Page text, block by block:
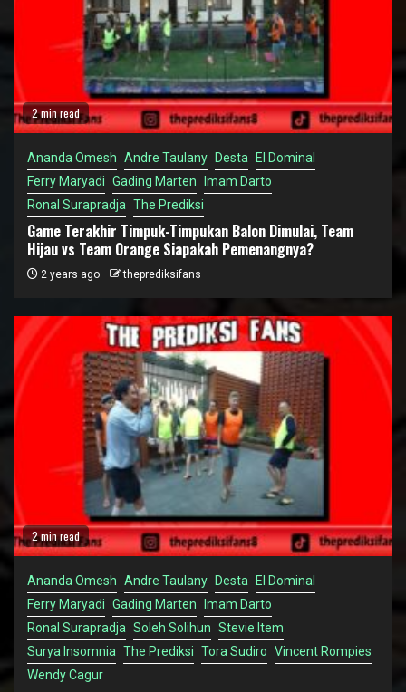
2 min read
Ananda Omesh Andre Taulany Desta
El Dominal
Ferry Maryadi Gading Marten
Imam Darto
Ronal Surapradja The Prediksi
Game Terakhir Timpuk-Timpukan Balon Dimulai, Team
Hijau vs Team Orange Siapakah Pemenangnya?
2 years ago theprediksifans
2 min read
Ananda Omesh Andre Taulany Desta
El Dominal
Ferry Maryadi Gading Marten
Imam Darto
Ronal Surapradja Soleh Solihun Stevie Item
Surya Insomnia The Prediksi Tora Sudiro Vincent Rompies
Wendy Cagur